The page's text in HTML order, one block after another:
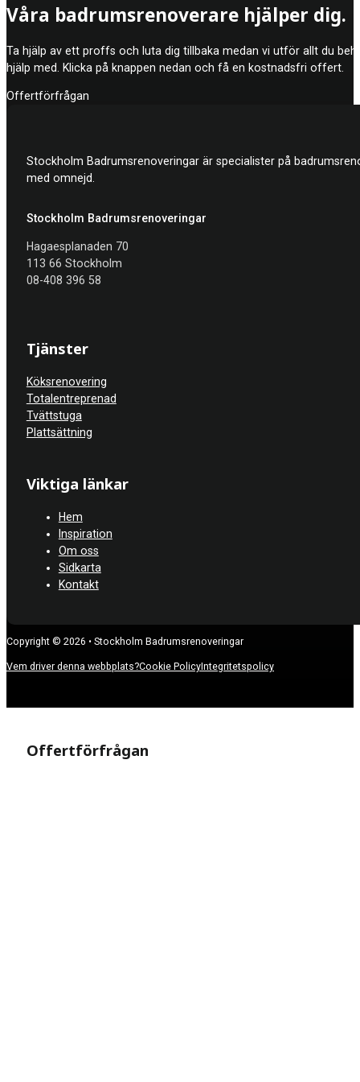
kompensation från ditt försäkringsbolag om du har utfört
Våra badrumsrenoverare hjälper dig.
Ta hjälp av ett proffs och luta dig tillbaka medan vi utför allt du
hjälp med. Klicka på knappen nedan och få en kostnadsfri offert.
Offertförfrågan
Stockholm Badrumsrenoveringar är specialister på
med omnejd.
Stockholm Badrumsrenoveringar
Hagaesplanaden 70
113 66 Stockholm
08-408 396 58
Tjänster
Köksrenovering
Totalentreprenad
Tvättstuga
Plattsättning
Viktiga länkar
Hem
Inspiration
Om oss
Sidkarta
Kontakt
Copyright © 2026 • Stockholm Badrumsrenoveringar
Vem driver denna webbplats?Cookie PolicyIntegritetspolicy
Offertförfrågan